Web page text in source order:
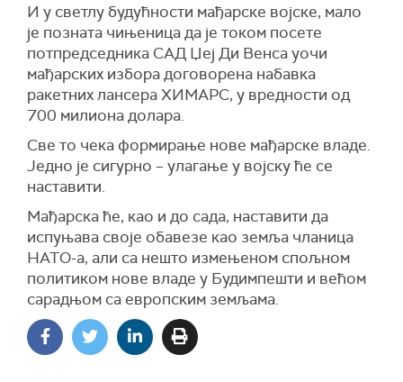
И у светлу будућности мађарске војске, мало
је позната чињеница да је током посете
потпредседника САД Џеј Ди Венса уочи
мађарских избора договорена набавка
ракетних лансера ХИМАРС, у вредности од
700 милиона долара.
Све то чека формирање нове мађарске владе.
Једно је сигурно – улагање у војску ће се
наставити.
Мађарска ће, као и до сада, наставити да
испуњава своје обавезе као земља чланица
НАТО-а, али са нешто измењеном спољном
политиком нове владе у Будимпешти и већом
сарадњом са европским земљама.